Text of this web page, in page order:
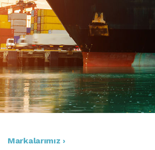
Markalarımız ›